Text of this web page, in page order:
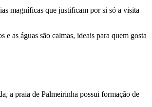
magníficas que justificam por si só a visita
as águas são calmas, ideais para quem gosta
a praia de Palmeirinha possui formação de